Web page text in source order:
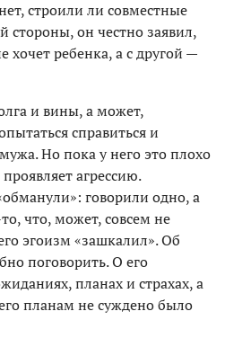
строили ли совместные
он честно заявил,
хочет ребенка, а с другой —
и вины, а может,
справиться и
Но пока у него это плохо
агрессию.
говорили одно, а
что, может, совсем не
эгоизм «зашкалил». Об
поговорить. О его
планах и страхах, а
планам не суждено было